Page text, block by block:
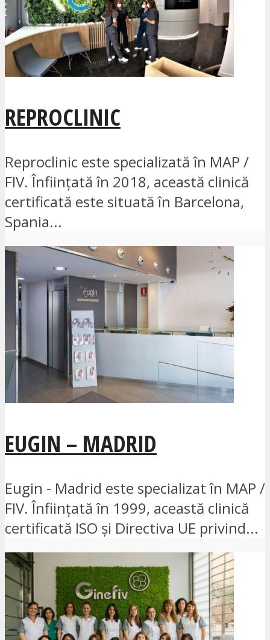
REPROCLINIC
Reproclinic este specializată în MAP /
FIV. Înființată în 2018, această clinică
certificată este situată în Barcelona,
Spania...
EUGIN – MADRID
Eugin - Madrid este specializat în MAP /
FIV. Înființată în 1999, această clinică
certificată ISO și Directiva UE privind...